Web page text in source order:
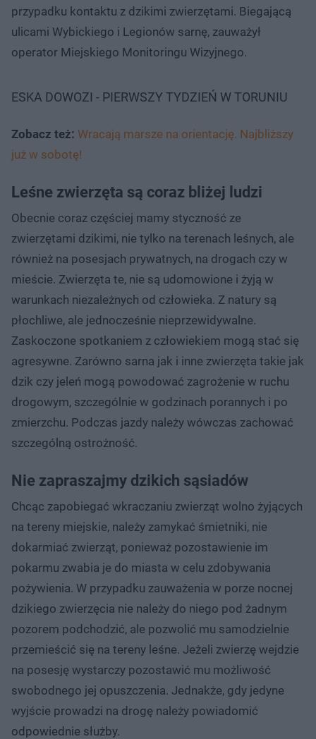
przypadku kontaktu z dzikimi zwierzętami. Biegającą
ulicami Wybickiego i Legionów sarnę, zauważył
operator Miejskiego Monitoringu Wizyjnego.
ESKA DOWOZI - PIERWSZY TYDZIEŃ W TORUNIU
Zobacz też: Wracają marsze na orientację. Najbliższy
już w sobotę!
Leśne zwierzęta są coraz bliżej ludzi
Obecnie coraz częściej mamy styczność ze
zwierzętami dzikimi, nie tylko na terenach leśnych, ale
również na posesjach prywatnych, na drogach czy w
mieście. Zwierzęta te, nie są udomowione i żyją w
warunkach niezależnych od człowieka. Z natury są
płochliwe, ale jednocześnie nieprzewidywalne.
Zaskoczone spotkaniem z człowiekiem mogą stać się
agresywne. Zarówno sarna jak i inne zwierzęta takie jak
dzik czy jeleń mogą powodować zagrożenie w ruchu
drogowym, szczególnie w godzinach porannych i po
zmierzchu. Podczas jazdy należy wówczas zachować
szczególną ostrożność.
Nie zapraszajmy dzikich sąsiadów
Chcąc zapobiegać wkraczaniu zwierząt wolno żyjących
na tereny miejskie, należy zamykać śmietniki, nie
dokarmiać zwierząt, ponieważ pozostawienie im
pokarmu zwabia je do miasta w celu zdobywania
pożywienia. W przypadku zauważenia w porze nocnej
dzikiego zwierzęcia nie należy do niego pod żadnym
pozorem podchodzić, ale pozwolić mu samodzielnie
przemieścić się na tereny leśne. Jeżeli zwierzę wejdzie
na posesję wystarczy pozostawić mu możliwość
swobodnego jej opuszczenia. Jednakże, gdy jedyne
wyjście prowadzi na drogę należy powiadomić
odpowiednie służby.